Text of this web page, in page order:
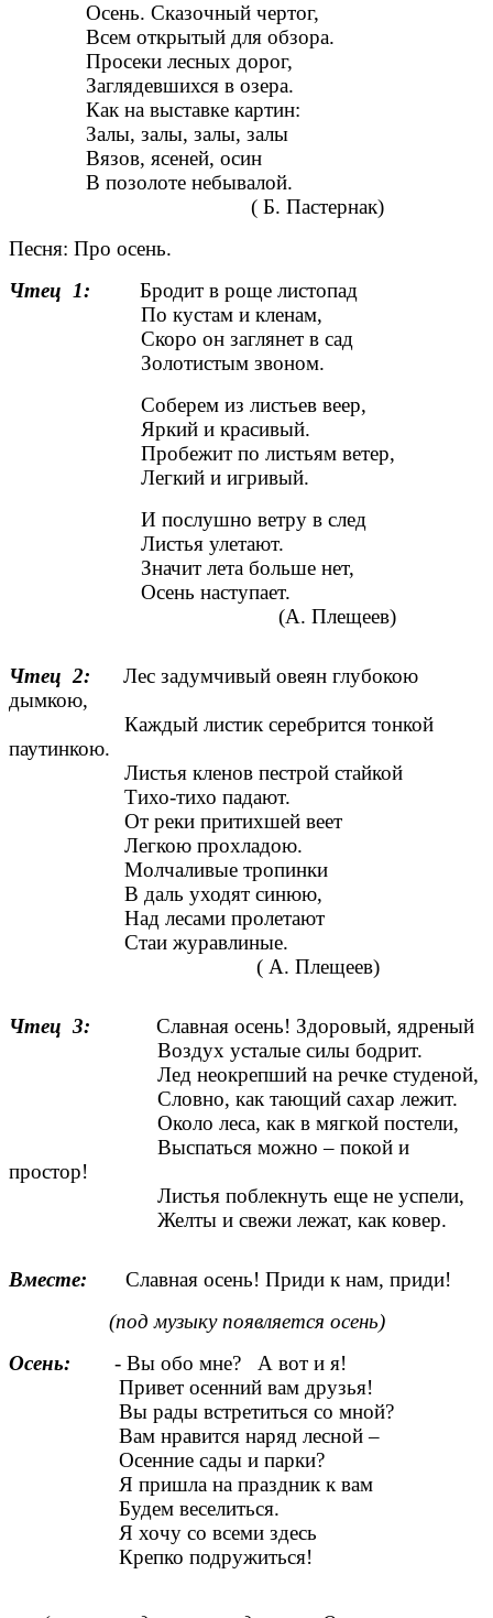
Осень. Сказочный чертог,
Всем открытый для обзора.
Просеки лесных дорог,
Заглядевшихся в озера.
Как на выставке картин:
Залы, залы, залы, залы
Вязов, ясеней, осин
В позолоте небывалой.
( Б. Пастернак)
Песня: Про осень.
Чтец 1: Бродит в роще листопад
По кустам и кленам,
Скоро он заглянет в сад
Золотистым звоном.
Соберем из листьев веер,
Яркий и красивый.
Пробежит по листьям ветер,
Легкий и игривый.
И послушно ветру в след
Листья улетают.
Значит лета больше нет,
Осень наступает.
(А. Плещеев)
Чтец 2: Лес задумчивый овеян глубокою
дымкою,
Каждый листик серебрится тонкой
паутинкою.
Листья кленов пестрой стайкой
Тихо-тихо падают.
От реки притихшей веет
Легкою прохладою.
Молчаливые тропинки
В даль уходят синюю,
Над лесами пролетают
Стаи журавлиные.
( А. Плещеев)
Чтец 3:
Славная осень! Здоровый, ядреный
Воздух усталые силы бодрит.
Лед неокрепший на речке студеной,
Словно, как тающий сахар лежит.
Около леса, как в мягкой постели,
Выспаться можно – покой и
простор!
Листья поблекнуть еще не успели,
Желты и свежи лежат, как ковер.
Вместе:
Славная осень! Приди к нам, приди!
(под музыку появляется осень)
Осень:
- Вы обо мне? А вот и я!
Привет осенний вам друзья!
Вы рады встретиться со мной?
Вам нравится наряд лесной –
Осенние сады и парки?
Я пришла на праздник к вам
Будем веселиться.
Я хочу со всеми здесь
Крепко подружиться!